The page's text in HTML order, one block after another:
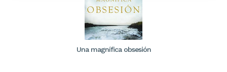
Una magnífica obsesión